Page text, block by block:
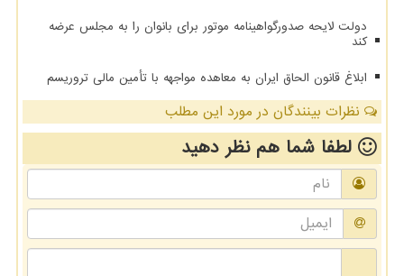
دولت لایحه صدورگواهینامه موتور برای بانوان را به مجلس عرضه
کند
ابلاغ قانون الحاق ایران به معاهده مواجهه با تأمین مالی تروریسم
نظرات بینندگان در مورد این مطلب
لطفا شما همنظر دهید